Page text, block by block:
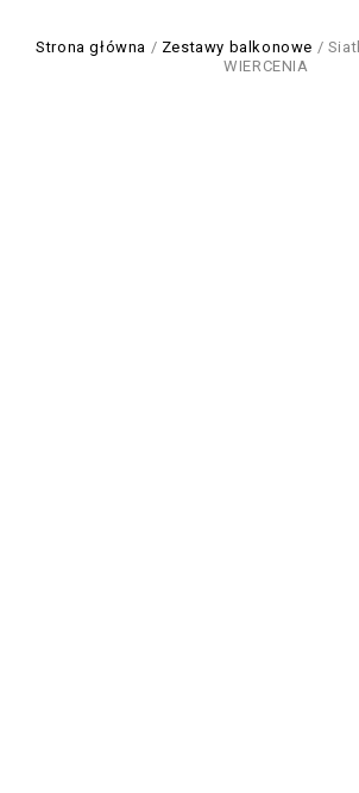
Strona główna / Zestawy balkonowe /
WIERCENIA